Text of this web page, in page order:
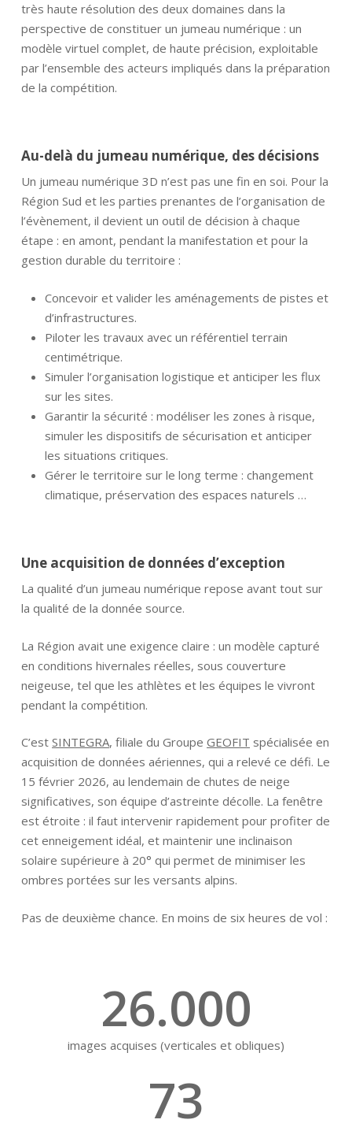
très haute résolution des deux domaines dans la
perspective de constituer un jumeau numérique : un
modèle virtuel complet, de haute précision, exploitable
par l’ensemble des acteurs impliqués dans la préparation
de la compétition.
Au-delà du jumeau numérique, des décisions
Un jumeau numérique 3D n’est pas une fin en soi. Pour la
Région Sud et les parties prenantes de l’organisation de
l’évènement, il devient un outil de décision à chaque
étape : en amont, pendant la manifestation et pour la
gestion durable du territoire :
Concevoir et valider les aménagements de pistes et
d’infrastructures.
Piloter les travaux avec un référentiel terrain
centimétrique.
Simuler l’organisation logistique et anticiper les flux
sur les sites.
Garantir la sécurité : modéliser les zones à risque,
simuler les dispositifs de sécurisation et anticiper
les situations critiques.
Gérer le territoire sur le long terme : changement
climatique, préservation des espaces naturels …
Une acquisition de données d’exception
La qualité d’un jumeau numérique repose avant tout sur
la qualité de la donnée source.
La Région avait une exigence claire : un modèle capturé
en conditions hivernales réelles, sous couverture
neigeuse, tel que les athlètes et les équipes le vivront
pendant la compétition.
C’estSINTEGRA, filiale du GroupeGEOFIT spécialisée en
acquisition de données aériennes, qui a relevé ce défi. Le
15 février 2026, au lendemain de chutes de neige
significatives, son équipe d’astreinte décolle. La fenêtre
est étroite : il faut intervenir rapidement pour profiter de
cet enneigement idéal, et maintenir une inclinaison
solaire supérieure à 20° qui permet de minimiser les
ombres portées sur les versants alpins.
Pas de deuxième chance. En moins de six heures de vol :
26.000
images acquises (verticales et obliques)
73